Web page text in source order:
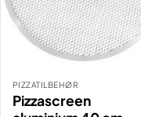
PIZZATILBEHØR
Pizzascreen